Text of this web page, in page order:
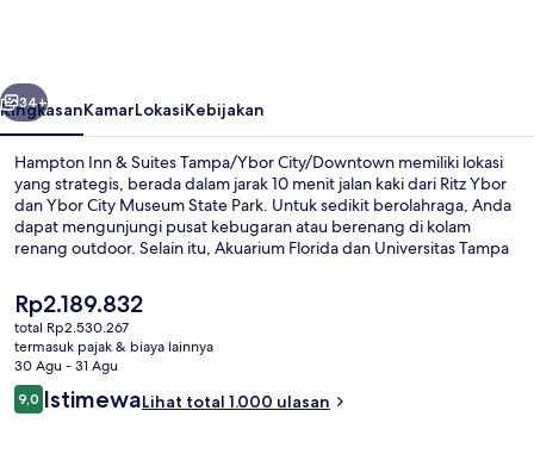
City/Downtown
Berikutnya
34+
RingkasanKamarLokasiKebijakan
Hampton Inn & Suites Tampa/Ybor City/Downtown memiliki lokasi
yang strategis, berada dalam jarak 10 menit jalan kaki dari Ritz Ybor
dan Ybor City Museum State Park. Untuk sedikit berolahraga, Anda
dapat mengunjungi pusat kebugaran atau berenang di kolam
renang outdoor. Selain itu, Akuarium Florida dan Universitas Tampa
staf dan sarapan.
Harga
saat
ini
Rp2.189.832
Rp2.189.832
total Rp2.530.267
termasuk pajak & biaya lainnya
30 Agu - 31 Agu
Ulasan
9,09,0 dari 10
IstimewaLihat total 1.000 ulasan